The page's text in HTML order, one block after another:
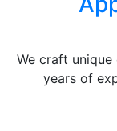
We craft
years of